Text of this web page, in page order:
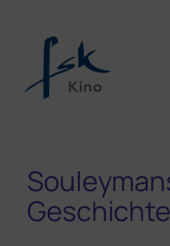
Geschichte